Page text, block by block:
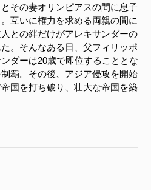
その妻オリンピアスの間に息子
互いに権力を求める両親の間に
との絆だけがアレキサンダーの
。そんなある日、父フィリッポ
ダーは20歳で即位することとな
覇。その後、アジア侵攻を開始
国を打ち破り、壮大な帝国を築